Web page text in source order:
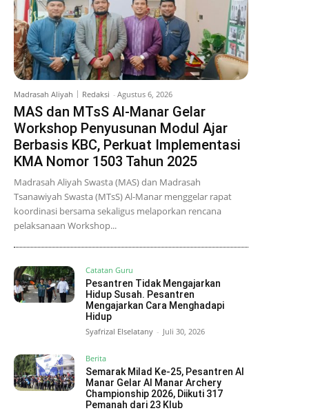
Madrasah Aliyah Redaksi - Agustus 6, 2026
MAS dan MTsS Al-Manar Gelar
Workshop Penyusunan Modul Ajar
Berbasis KBC, Perkuat Implementasi
KMA Nomor 1503 Tahun 2025
Madrasah Aliyah Swasta (MAS) dan Madrasah
Tsanawiyah Swasta (MTsS) Al-Manar menggelar rapat
koordinasi bersama sekaligus melaporkan rencana
pelaksanaan Workshop...
Catatan Guru
Pesantren Tidak Mengajarkan
Hidup Susah. Pesantren
Mengajarkan Cara Menghadapi
Hidup
Syafrizal Elselatany - Juli 30, 2026
Berita
Semarak Milad Ke-25, Pesantren Al
Manar Gelar Al Manar Archery
Championship 2026, Diikuti 317
Pemanah dari 23 Klub